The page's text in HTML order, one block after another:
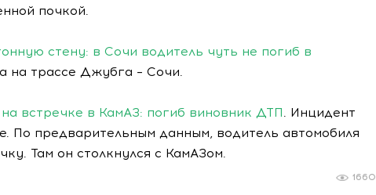
почкой.
стену: в Сочи водитель чуть не погиб в
на трассе Джубга – Сочи.
встречке в КамАЗ: погиб виновник ДТП
. Инцидент
По предварительным данным, водитель автомобиля
Там он столкнулся с КамАЗом.
1660